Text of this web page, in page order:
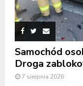
Samochód
Droga
7 sierpnia 2026